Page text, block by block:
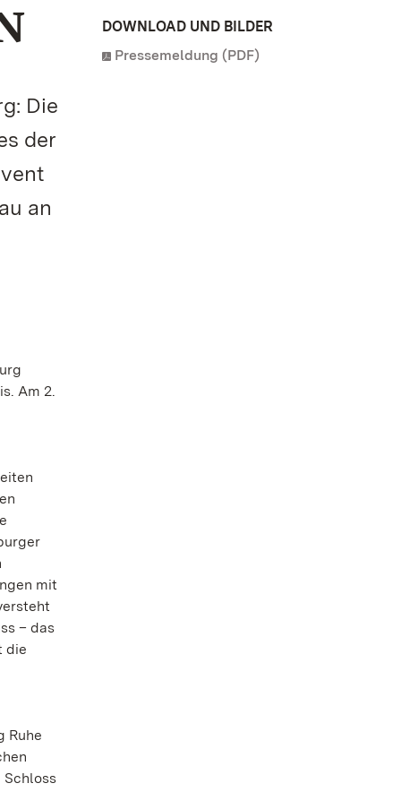
Die
der
an
Am 2.
mit
– das
die
Ruhe
Schloss
DOWNLOAD UND BILDER
Pressemeldung (PDF)